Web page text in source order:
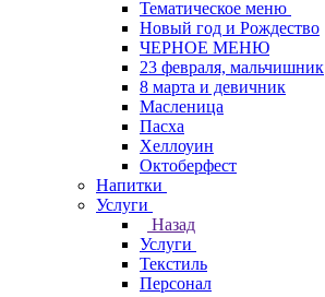
Тематическое меню
Новый год и Рождество
ЧЕРНОЕ МЕНЮ
23 февраля, мальчишник
8 марта и девичник
Масленица
Пасха
Хеллоуин
Октоберфест
Напитки
Услуги
Назад
Услуги
Текстиль
Персонал